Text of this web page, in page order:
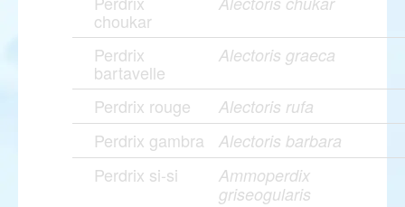
choukar
Perdrix
bartavelle
Alectoris graeca
Perdrix rouge Alectoris rufa
Perdrix gambra Alectoris barbara
Perdrix si-si
Ammoperdix
griseogularis